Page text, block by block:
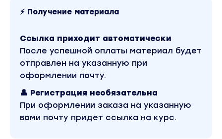
Функции Ифрита Алладина:
⚡ Получение материала
Ссылка приходит автоматически
После успешной оплаты материал будет
отправлен на указанную при
оформлении почту.
👤 Регистрация необязательна
При оформлении заказа на указанную
вами почту придет ссылка на курс.